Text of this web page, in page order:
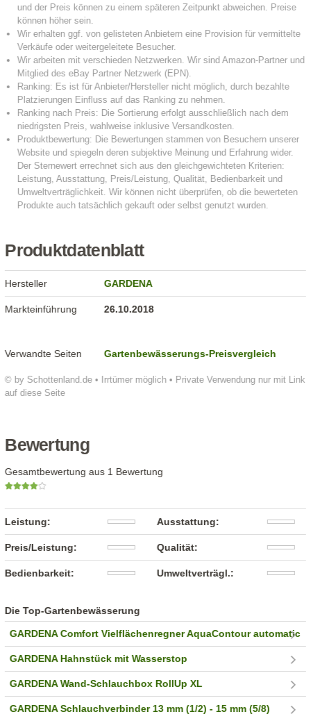
Produktdatenblatt
© by Schottenland.de • Irrtümer möglich • Private Verwendung nur mit Link
auf diese Seite
Hersteller GARDENA
Markteinführung 26.10.2018
Verwandte Seiten Gartenbewässerungs-Preisvergleich
Bewertung
Gesamtbewertung aus 1 Bewertung
Leistung: Ausstattung:
Preis/Leistung: Qualität:
Bedienbarkeit: Umweltverträgl.:
Die Top-Gartenbewässerung
GARDENA Comfort Vielflächenregner AquaContour automatic
GARDENA Hahnstück mit Wasserstop
GARDENA Wand-Schlauchbox RollUp XL
GARDENA Schlauchverbinder 13 mm (1/2) - 15 mm (5/8)